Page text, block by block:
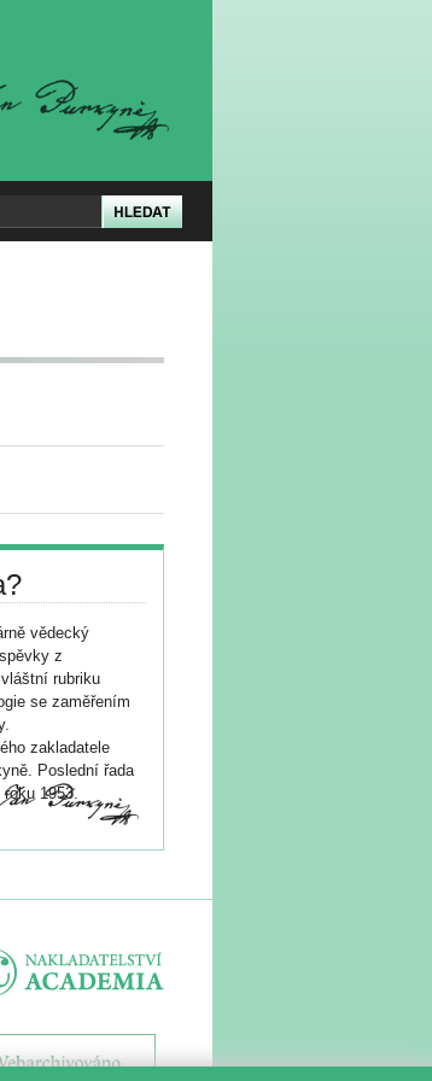
vědecký
z
rubriku
se zaměřením
zakladatele
Poslední řada
1953.